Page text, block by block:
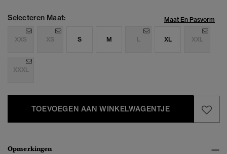
Selecteren Maat: Maat En Pasvorm
XXS XS S M L XL XXL
XXXL
TOEVOEGEN AAN WINKELWAGENTJE
Opmerkingen